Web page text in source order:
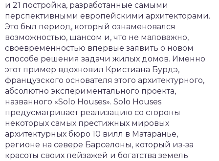
и 21 постройка, разработанные самыми
перспективными европейскими архитекторами.
Это был период, который ознаменовался
возможностью, шансом и, что не маловажно,
своевременностью впервые заявить о новом
способе решения задачи жилых домов. Именно
этот пример вдохновил Кристиана Бурдэ,
французского основателя этого архитектурного,
абсолютно экспериментального проекта,
названного «Solo Houses». Solo Houses
предусматривает реализацию со стороны
некоторых самых престижных мировых
архитектурных бюро 10 вилл в Матаранье,
регионе на севере Барселоны, который из-за
красоты своих пейзажей и богатства земель